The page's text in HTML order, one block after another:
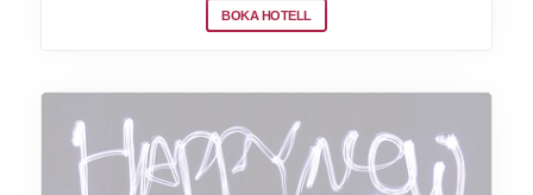
lättvispad grädde
ELLER
Skaldjursbotten med forellrom
ANDRA SERVERING
Stekt pilgrimsmussla
dryckespaket. Vid tolvslaget skålar vi in det
NYÅRSMENY 2025/2026
BOKA HOTELL